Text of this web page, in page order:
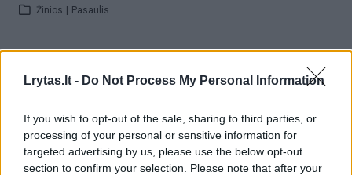
Lrytas.lt - Do Not Process My Personal Information
If you wish to opt-out of the sale, sharing to third parties, or
processing of your personal or sensitive information for
targeted advertising by us, please use the below opt-out
section to confirm your selection. Please note that after your
Žinios Pasaulis
apgynė čempionų vardą
Visi įrašai